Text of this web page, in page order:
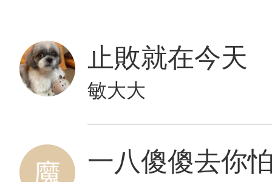
止敗就在今天
敏大大
一八傻傻去你